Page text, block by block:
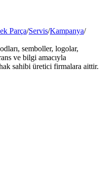
Parça/Servis/Kampanya/
semboller, logolar,
ve bilgi amacıyla
sahibi üretici firmalara aittir.